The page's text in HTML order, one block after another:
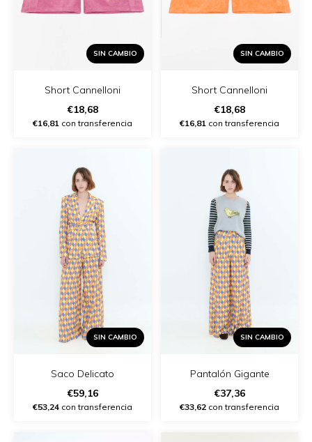
SIN CAMBIO
Short Cannelloni
€18,68
€16,81 con transferencia
SIN CAMBIO
Short Cannelloni
€18,68
€16,81 con transferencia
SIN CAMBIO
Saco Delicato
€59,16
€53,24 con transferencia
SIN CAMBIO
Pantalón Gigante
€37,36
€33,62 con transferencia